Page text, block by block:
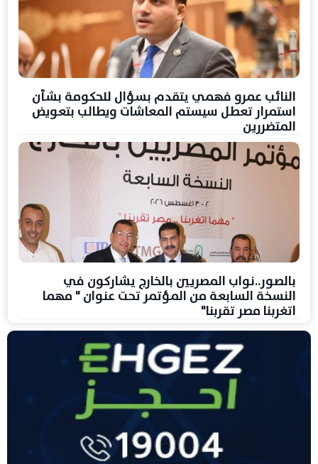
النائب عمرو فهمي يتقدم بسؤال للحكومة بشأن
استمرار تعطل سيستم المعاشات ويطالب بتعويض
المتضررين
بالصور..نواب المصريين بالخارج يشاركون في
النسخة السابعة من المؤتمر تحت عنوان " مهما
اتغربنا مصر تقربنا"